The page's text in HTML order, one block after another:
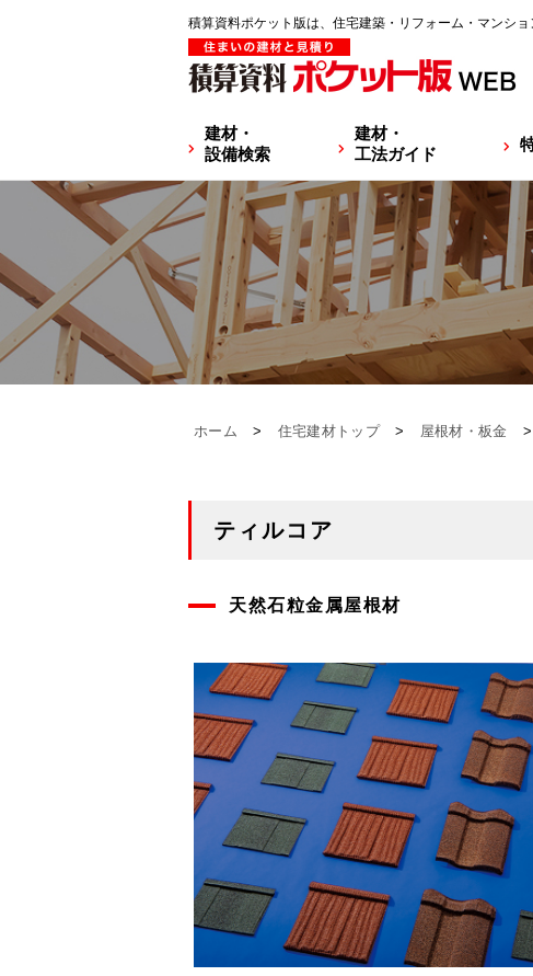
積算資料ポケット版は、住宅建築・リフォーム・マンシ
建材・
設備検索
建材・
工法ガイド
ホーム > 住宅建材トップ > 屋根材・板金 >
ティルコア
天然石粒金属屋根材